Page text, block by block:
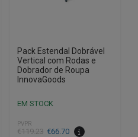
Pack Estendal Dobrável
Vertical com Rodas e
Dobrador de Roupa
InnovaGoods
EM STOCK
PVPR
€119.23
O
€66.70
O